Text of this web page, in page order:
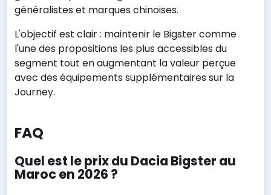
généralistes et marques chinoises.
L'objectif est clair : maintenir le Bigster comme
l'une des propositions les plus accessibles du
segment tout en augmentant la valeur perçue
avec des équipements supplémentaires sur la
Journey.
FAQ
Quel est le prix du Dacia Bigster au
Maroc en 2026 ?